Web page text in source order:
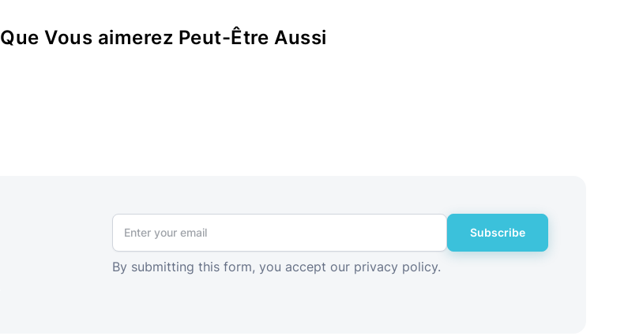
Vous aimerez Peut-Être Aussi
Subscribe
By submitting this form, you accept our privacy policy.